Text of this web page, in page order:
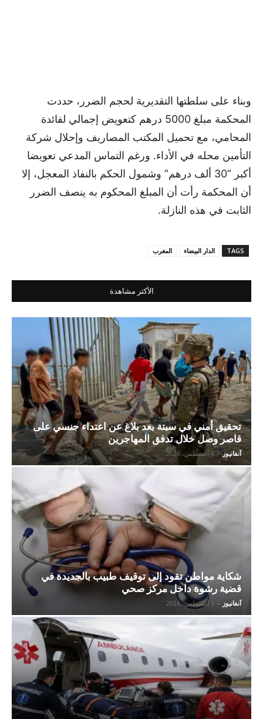
وبناء على سلطتها التقديرية لحجم الضرر، حددت
المحكمة مبلغ 5000 درهم كتعويض إجمالي لفائدة
المحامي، مع تحميل المكتب المصاريف وإحلال شركة
التأمين محله في الأداء. ورغم التماس المدعي تعويضا
أكبر “30 ألف درهم” وشمول الحكم بالنفاذ المعجل، إلا
أن المحكمة رأت أن المبلغ المحكوم به ينصف الضرر
الثابت في هذه النازلة.
TAGS الدار البيضاء المغرب
الأكثر مشاهدة
تحقيق أمني في سبتة بعد بلاغ عن اعتداء جنسي على
قاصر وصل خلال تدفق المهاجرين
آنفانيوز - 6 أغسطس، 2026
شكاية مواطن تقود إلى توقيف طبيب بالجديدة في
قضية رشوة داخل مركز صحي
آنفانيوز - 5 أغسطس، 2026